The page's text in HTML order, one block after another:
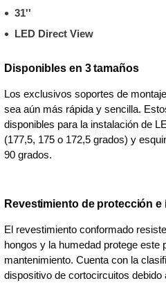
31''
LED Direct View
Disponibles en 3 tamaños
Los exclusivos soportes de
sea aún más rápida y sencilla.
disponibles para la instalación de
(177,5, 175 o 172,5 grados) y
90 grados.
Revestimiento de protección
El revestimiento conformado
hongos y la humedad protege este
mantenimiento. Cuenta con la
dispositivo de cortocircuitos debido